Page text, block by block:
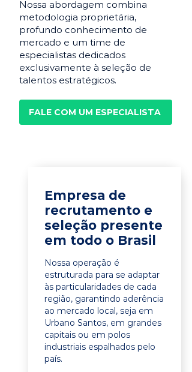
Nossa abordagem combina
metodologia proprietária,
profundo conhecimento de
mercado e um time de
especialistas dedicados
exclusivamente à seleção de
talentos estratégicos.
FALE COM UM ESPECIALISTA
Empresa de
recrutamento e
seleção presente
em todo o Brasil
Nossa operação é
estruturada para se adaptar
às particularidades de cada
região, garantindo aderência
ao mercado local, seja em
Urbano Santos, em grandes
capitais ou em polos
industriais espalhados pelo
país.